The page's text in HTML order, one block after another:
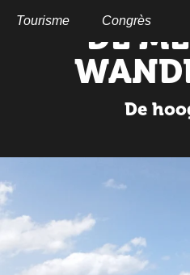
Tourisme Congrès
DE
De